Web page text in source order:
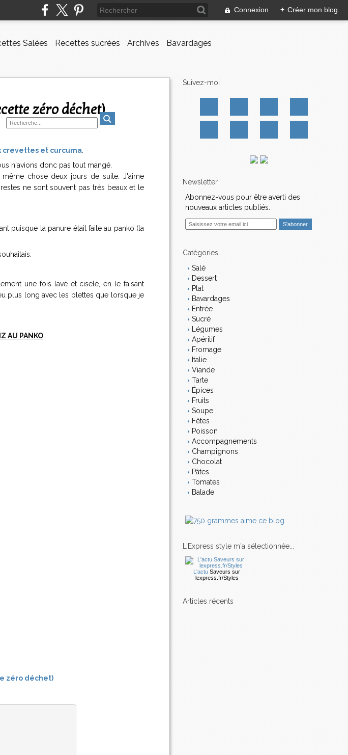
Connexion + Créer mon blog
Salées Recettes sucrées Archives Bavardages
zéro déchet)
crevettes et curcuma
n'avions donc pas tout mangé.
chose deux jours de suite. J'aime
ne sont souvent pas très beaux et le
puisque la panure était faite au panko (la
une fois lavé et ciselé, en le faisant
plus long avec les blettes que lorsque je
AU PANKO
Suivez-moi
Newsletter
Abonnez-vous pour être averti des
nouveaux articles publiés.
i Catégories
Salé
Dessert
Plat
Bavardages
Entrée
Sucré
Légumes
Apéritif
Fromage
Italie
Viande
Tarte
Épices
Fruits
Soupe
Fêtes
Poisson
Accompagnements
Champignons
Chocolat
Pâtes
Tomates
Balade
L'Express style m'a sélectionnée...
L'actu Saveurs sur
lexpress.fr/Styles
articles récents